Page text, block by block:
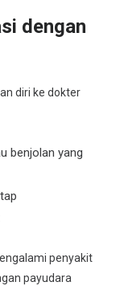
dengan
diri ke dokter
benjolan yang
penyakit
payudara